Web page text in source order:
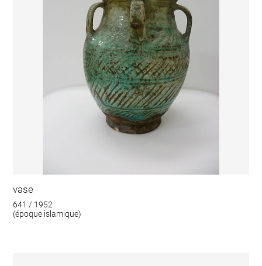
vase
641 / 1952
(époque islamique)